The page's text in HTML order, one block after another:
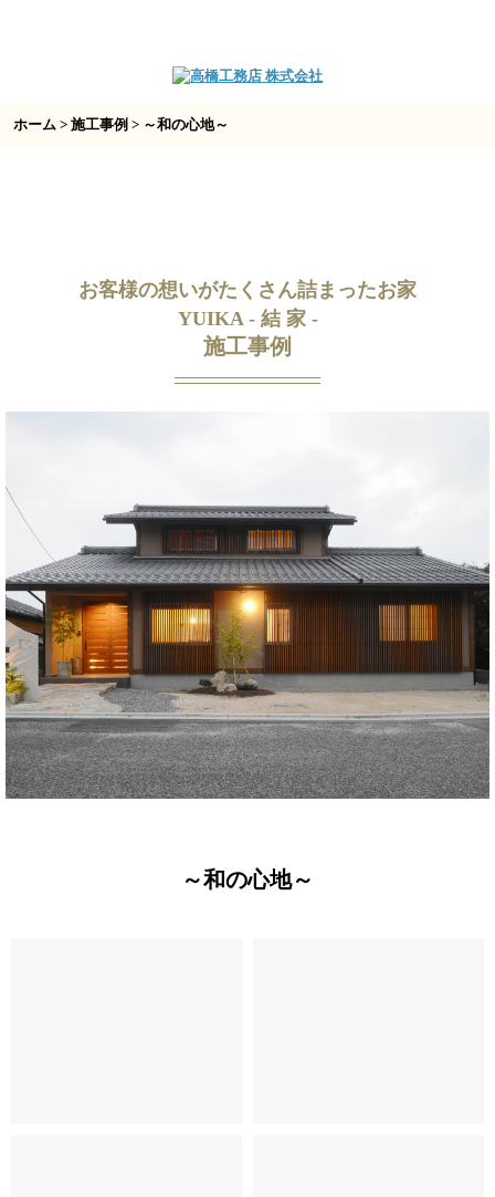
ホーム >施工事例 > ～和の心地～
お客様の想いがたくさん詰まったお家
YUIKA - 結 家 -
施工事例
～和の心地～